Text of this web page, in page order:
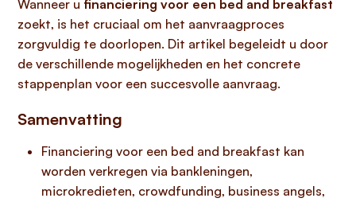
Wanneer u financiering voor een bed and breakfast
zoekt, is het cruciaal om het aanvraagproces
zorgvuldig te doorlopen. Dit artikel begeleidt u door
de verschillende mogelijkheden en het concrete
stappenplan voor een succesvolle aanvraag.
Samenvatting
Financiering voor een bed and breakfast kan
worden verkregen via bankleningen,
microkredieten, crowdfunding, business angels,